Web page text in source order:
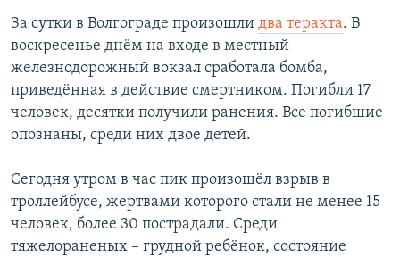
За сутки в Волгограде произошли два теракта. В
воскресенье днём на входе в местный
железнодорожный вокзал сработала бомба,
приведённая в действие смертником. Погибли 17
человек, десятки получили ранения. Все погибшие
опознаны, среди них двое детей.
Сегодня утром в час пик произошёл взрыв в
троллейбусе, жертвами которого стали не менее 15
человек, более 30 пострадали. Среди
тяжелораненых – грудной ребёнок, состояние